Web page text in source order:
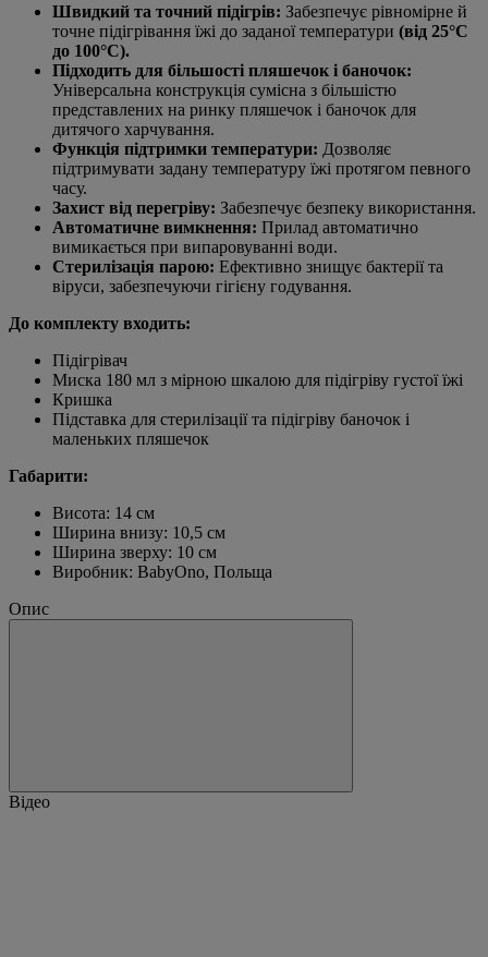
Швидкий та точний підігрів: Забезпечує рівномірне й
точне підігрівання їжі до заданої температури (від 25°C
до 100°C).
Підходить для більшості пляшечок і баночок:
Універсальна конструкція сумісна з більшістю
представлених на ринку пляшечок і баночок для
дитячого харчування.
Функція підтримки температури: Дозволяє
підтримувати задану температуру їжі протягом певного
часу.
Захист від перегріву: Забезпечує безпеку використання.
Автоматичне вимкнення: Прилад автоматично
вимикається при випаровуванні води.
Стерилізація парою: Ефективно знищує бактерії та
віруси, забезпечуючи гігієну годування.
До комплекту входить:
Підігрівач
Миска 180 мл з мірною шкалою для підігріву густої їжі
Кришка
Підставка для стерилізації та підігріву баночок і
маленьких пляшечок
Габарити:
Висота: 14 см
Ширина внизу: 10,5 см
Ширина зверху: 10 см
Виробник: BabyOno, Польща
Опис
Відео